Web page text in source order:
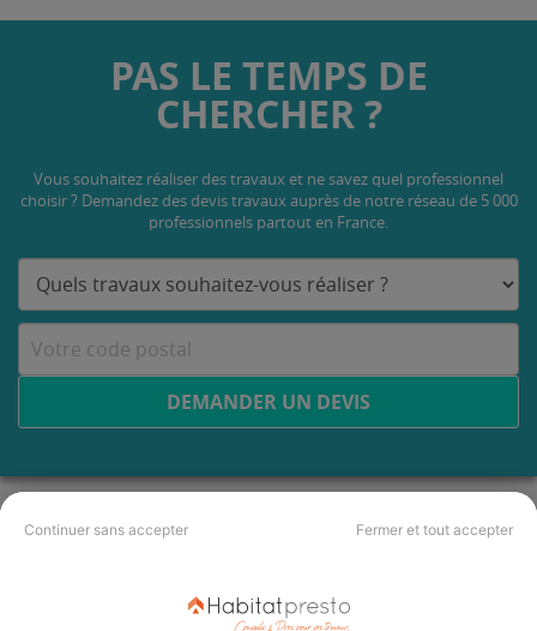
Continuer sans accepter Fermer et tout accepter
PAS LE TEMPS DE
CHERCHER ?
Vous souhaitez réaliser des travaux et ne savez quel professionnel
choisir ? Demandez des devis travaux auprès de notre réseau de 5 000
professionnels partout en France.
DEMANDER UN DEVIS